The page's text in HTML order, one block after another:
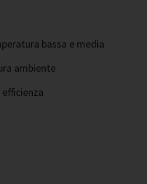
bassa e media
ambiente